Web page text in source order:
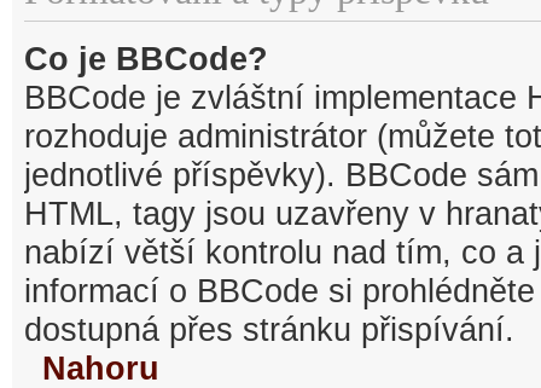
Co je BBCode?
BBCode je zvláštní implementace
rozhoduje administrátor (můžete
jednotlivé příspěvky). BBCode
HTML, tagy jsou uzavřeny v
nabízí větší kontrolu nad tím, co a
informací o BBCode si
dostupná přes stránku přispívání.
Nahoru